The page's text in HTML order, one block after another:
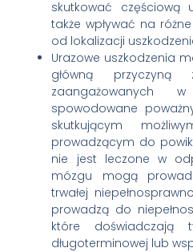
skutkować
także wpływać na
od lokalizacji
Urazowe uszkodzenia
główną przyczyną
zaangażowanych
spowodowane
skutkującym
prowadzącym do
nie jest leczone w
mózgu mogą
trwałej
prowadzą do
które doświadczają
długoterminowej lub